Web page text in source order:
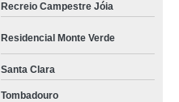
Recreio Campestre Jóia
Residencial Monte Verde
Santa Clara
Tombadouro